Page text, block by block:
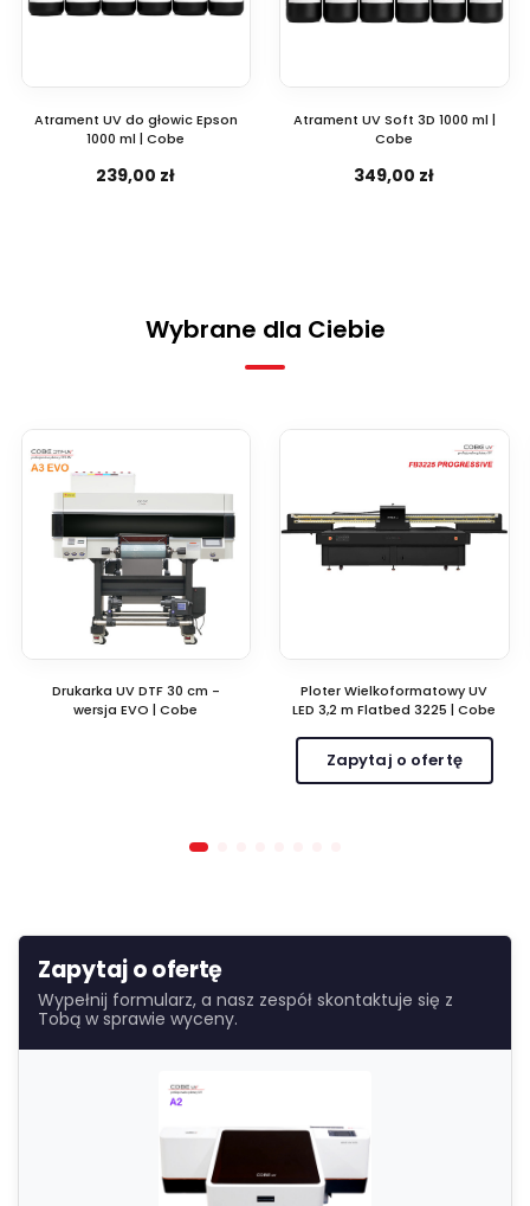
Atrament UV do głowic Epson
1000 ml | Cobe
239,00 zł
Atrament UV Soft 3D 1000 ml |
Cobe
349,00 zł
Wybrane dla Ciebie
Drukarka UV DTF 30 cm -
wersja EVO | Cobe
Ploter Wielkoformatowy UV
LED 3,2 m Flatbed 3225 | Cobe
Zapytaj o ofertę
Zapytaj o ofertę
Wypełnij formularz, a nasz zespół skontaktuje się z
Tobą w sprawie wyceny.